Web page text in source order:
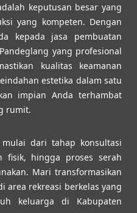
keputusan besar yang
yang kompeten. Dengan
kepada jasa pembuatan
yang profesional
kualitas keamanan
estetika dalam satu
impian Anda terhambat
rumit.
dari tahap konsultasi
fisik, hingga proses serah
Mari transformasikan
area rekreasi berkelas yang
keluarga di Kabupaten